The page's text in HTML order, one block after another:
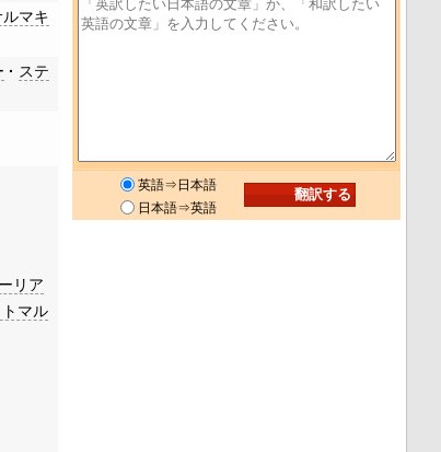
ルマキ
ステ
リア
マル
英語⇒日本語
日本語⇒英語